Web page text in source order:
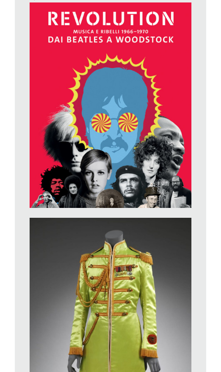
talmente rinchiuso se stesso da veder tutto soltanto attraverso
le strette fenditure della sua caverna».
All’alba del 1960, pur fresco reduce da una guerra devastante,
l’uomo si è tolto parecchie catene, ma l’anelito dei giovani è
proteso a una libertà assoluta. Si esaltano alla ricerca del
, non temono sperimentazioni e inedite esperienze,
rifiutano in toto un passato fatto anche di ingiustizie, olocausti e
contraddizioni (la marijuana è proibita, ma l’LSD resterà legale
sino al 1967). La loro colonna sonora? Le canzoni del futuro
Nobel Bob Dylan, i ritmi assolutamente inediti dei Beatles –
Sergeant Pepperentra in 250 mila case sparse in tutto il
mondo in una sola settimana e resterà tra le top ten per ben tre
anni – e quei Rolling Stones che urlanoLet’s Spend The Night
. La rivoluzione abbraccia anche l’arte (Andy Warhol,
Robert Rauschenberg) e il modo di comunicare, nascono i
primi computer e in mostra, fa quasi tenerezza, c’è il primo
rudimentale mouse. È un movimento globale che getterà le
pacifismo, ma anche l’ecologia.
Il percorso si chiude con una capatina (a 180 gradi) a
Woodstock – con la Fender di Jimi Hendrix che strazia l’inno a
stelle e strisce – che segnò l’inizio della fine di quella stagione
probabilmente irripetibile.
«Nonostante la reazione politica degli Anni 80 – scrivono gli
ideatori della mostra Victoria Broackes e Geoffrey Marsh – la
destra non è riuscita a vanificare i cambiamenti poi diventati
legge; mentre la sinistra non è stata in grado di proporre nulla
di altrettanto visionario e universale. I successi e i fallimenti
vissuti tra il ’66 e il ’70 hanno prodotto un cambiamento
permanente. Soprattutto un cambiamento di prospettiva: è